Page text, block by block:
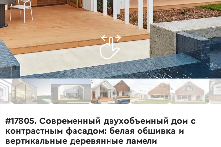
#17805. Современный двухобъемный дом с
контрастным фасадом: белая обшивка и
вертикальные деревянные ламели